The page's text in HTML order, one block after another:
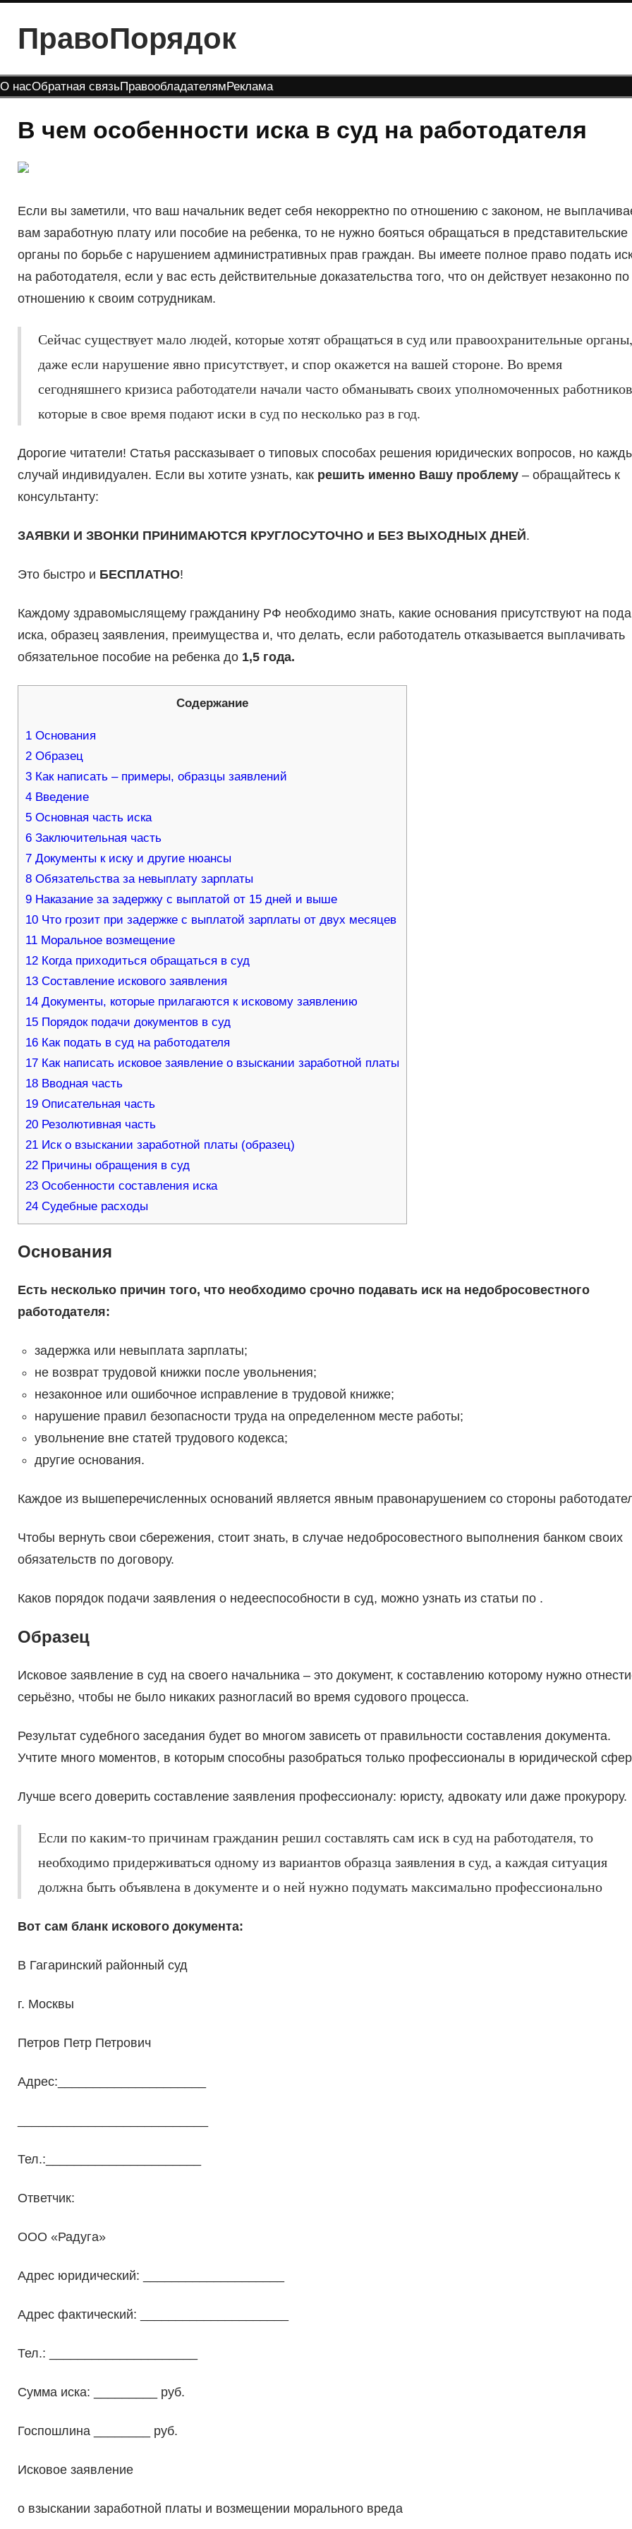
содержимому
ПравоПорядок
О насОбратная связьПравообладателямРеклама
В чем особенности иска в суд на работодателя
Если вы заметили, что ваш начальник ведет себя некорректно по отношению с законом, не
вам заработную плату или пособие на ребенка, то не нужно бояться обращаться в представительские
органы по борьбе с нарушением административных прав граждан. Вы имеете полное право подать
на работодателя, если у вас есть действительные доказательства того, что он действует незаконно по
отношению к своим сотрудникам.
Сейчас существует мало людей, которые хотят обращаться в суд или правоохранительные органы,
даже если нарушение явно присутствует, и спор окажется на вашей стороне. Во время
сегодняшнего кризиса работодатели начали часто обманывать своих уполномоченных
которые в свое время подают иски в суд по несколько раз в год.
Дорогие читатели! Статья рассказывает о типовых способах решения юридических вопросов, но
случай индивидуален. Если вы хотите узнать, как решить именно Вашу проблему– обращайтесь к
консультанту:
ЗАЯВКИ И ЗВОНКИ ПРИНИМАЮТСЯ КРУГЛОСУТОЧНО и БЕЗ ВЫХОДНЫХ ДНЕЙ.
Это быстро и БЕСПЛАТНО!
Каждому здравомыслящему гражданину РФ необходимо знать, какие основания присутствуют на
иска, образец заявления, преимущества и, что делать, если работодатель отказывается выплачивать
обязательное пособие на ребенка до 1,5 года.
Содержание
1Основания
2Образец
3Как написать – примеры, образцы заявлений
4Введение
5Основная часть иска
6Заключительная часть
7Документы к иску и другие нюансы
8Обязательства за невыплату зарплаты
9Наказание за задержку с выплатой от 15 дней и выше
10Что грозит при задержке с выплатой зарплаты от двух месяцев
11Моральное возмещение
12Когда приходиться обращаться в суд
13Составление искового заявления
14Документы, которые прилагаются к исковому заявлению
15Порядок подачи документов в суд
16Как подать в суд на работодателя
17Как написать исковое заявление о взыскании заработной платы
18Вводная часть
19Описательная часть
20Резолютивная часть
21Иск о взыскании заработной платы (образец)
22Причины обращения в суд
23Особенности составления иска
24Судебные расходы
Основания
Есть несколько причин того, что необходимо срочно подавать иск на недобросовестного
работодателя:
задержка или невыплата зарплаты;
не возврат трудовой книжки после увольнения;
незаконное или ошибочное исправление в трудовой книжке;
нарушение правил безопасности труда на определенном месте работы;
увольнение вне статей трудового кодекса;
другие основания.
Каждое из вышеперечисленных оснований является явным правонарушением со стороны
Чтобы вернуть свои сбережения, стоит знать, в случае недобросовестного выполнения банком своих
обязательств по договору.
Каков порядок подачи заявления о недееспособности в суд, можно узнать из статьи по .
Образец
Исковое заявление в суд на своего начальника – это документ, к составлению которому нужно
серьёзно, чтобы не было никаких разногласий во время судового процесса.
Результат судебного заседания будет во многом зависеть от правильности составления документа.
Учтите много моментов, в которым способны разобраться только профессионалы в юридической
Лучше всего доверить составление заявления профессионалу: юристу, адвокату или даже прокурору.
Если по каким-то причинам гражданин решил составлять сам иск в суд на работодателя, то
необходимо придерживаться одному из вариантов образца заявления в суд, а каждая ситуация
должна быть объявлена в документе и о ней нужно подумать максимально профессионально
Вот сам бланк искового документа:
В Гагаринский районный суд
г. Москвы
Петров Петр Петрович
Адрес:_____________________
Тел.:______________________
Ответчик:
ООО «Радуга»
Адрес юридический: ____________________
Адрес фактический: _____________________
Тел.: _____________________
Сумма иска: _________ руб.
Госпошлина ________ руб.
Исковое заявление
о взыскании заработной платы и возмещении морального вреда